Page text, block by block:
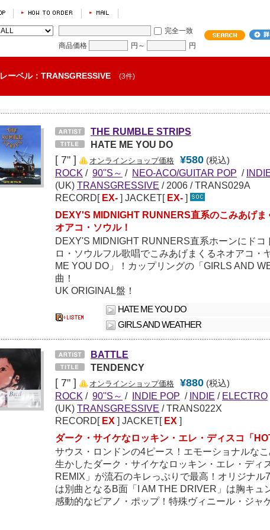
完全一致
商品価格
円～ 円
レーベル：TRANSGRESSIVE (3件)
THE RUMBLE STRIPS
HATE ME YOU DO
[ 7" ] オンラインショップ価格 ¥580 (税込)
ROCK / 90''S～ / NEO-ACO/GUITAR POP /
(UK) TRANSGRESSIVE /2006 / TRANS029A
RECORD[ EX- ] JACKET[ EX- ]
DEXY'S MIDNIGHT RUNNERS直系のこみあげま
オアコ・ソウル！
DEXY'S MIDNIGHT RUNNERS直系ホーンにドコ
ロ・ソウルフル歌唱でこみあげまくるネオアコ・
ME YOU DO」！カップリングの「GIRLS AND
曲！
UK ORIGINAL盤！
HATE ME YOU DO
GIRLS AND WEATHER
BATTLE
TENDENCY
[ 7" ] オンラインショップ価格 ¥880 (税込)
ROCK / 90''S～ / INDIE POP / INDIE / ELECTRO
(UK) TRANSGRESSIVE / TRANS022X
RECORD[ EX ] JACKET[ EX ]
ダーク・サイケなロッキン・エレ・ディスコ「
サウス・ロンドンの4ピース！エモーショナルな
生かしたダーク・サイケなロッキン・エレ・ディ
REMIX」が流石のキレっぷりで最高！オリジナル
は別曲となるB面「I AM THE DRIVER」は胸キュ
感動的なピアノ・ポップ！特殊ヴィニール・ジャ